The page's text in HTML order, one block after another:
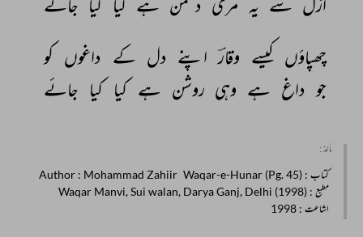
چھپاؤں کیسے وقارؔ اپنے دل کے داغوں کو
جو داغ ہے وہی روشن ہے کیا کیا جائے
مأخذ :
کتاب : Waqar-e-Hunar (Pg. 45)
Author : Mohammad Zahiir
مطبع : Waqar Manvi, Sui walan, Darya Ganj, Delhi (1998)
اشاعت : 1998